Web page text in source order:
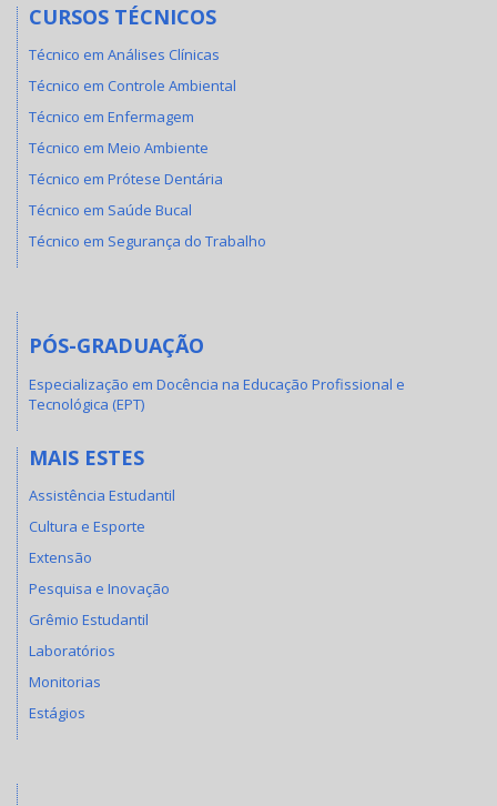
CURSOS TÉCNICOS
Técnico em Análises Clínicas
Técnico em Controle Ambiental
Técnico em Enfermagem
Técnico em Meio Ambiente
Técnico em Prótese Dentária
Técnico em Saúde Bucal
Técnico em Segurança do Trabalho
PÓS-GRADUAÇÃO
Especialização em Docência na Educação Profissional e
Tecnológica (EPT)
MAIS ESTES
Assistência Estudantil
Cultura e Esporte
Extensão
Pesquisa e Inovação
Grêmio Estudantil
Laboratórios
Monitorias
Estágios